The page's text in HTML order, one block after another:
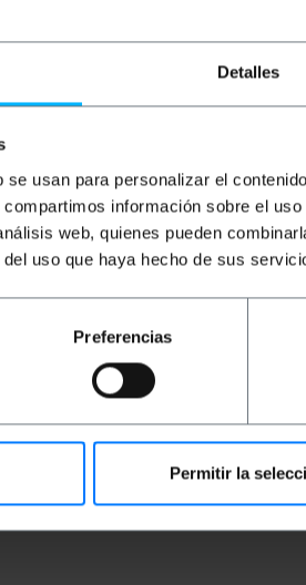
Detalles
usan para personalizar el
información sobre el
web, quienes pueden
uso que haya hecho de sus
Preferencias
Permitir la
o para equipos electrónicos
el otro lado de IEC-60320-C14
las normativas
(10A/250VAC).
x alto): 39.0 x 15.0 x 5.0
5.0 cm